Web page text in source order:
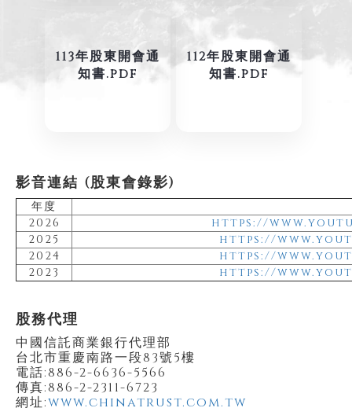
113年股東開會通
知書.pdf
112年股東開會通
知書.pdf
影音連結 (股東會錄影)
年度
2026
https://
2025
https://
2024
https://
2023
https://
股務代理
中國信託商業銀行代理部
台北市重慶南路一段83號5樓
電話:886-2-6636-5566
傳真:886-2-2311-6723
網址:www.chinatrust.com.tw